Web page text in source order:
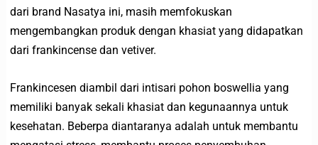
dari brand Nasatya ini, masih memfokuskan
mengembangkan produk dengan khasiat yang didapatkan
dari frankincense dan vetiver.
Frankincesen diambil dari intisari pohon boswellia yang
memiliki banyak sekali khasiat dan kegunaannya untuk
kesehatan. Beberpa diantaranya adalah untuk membantu